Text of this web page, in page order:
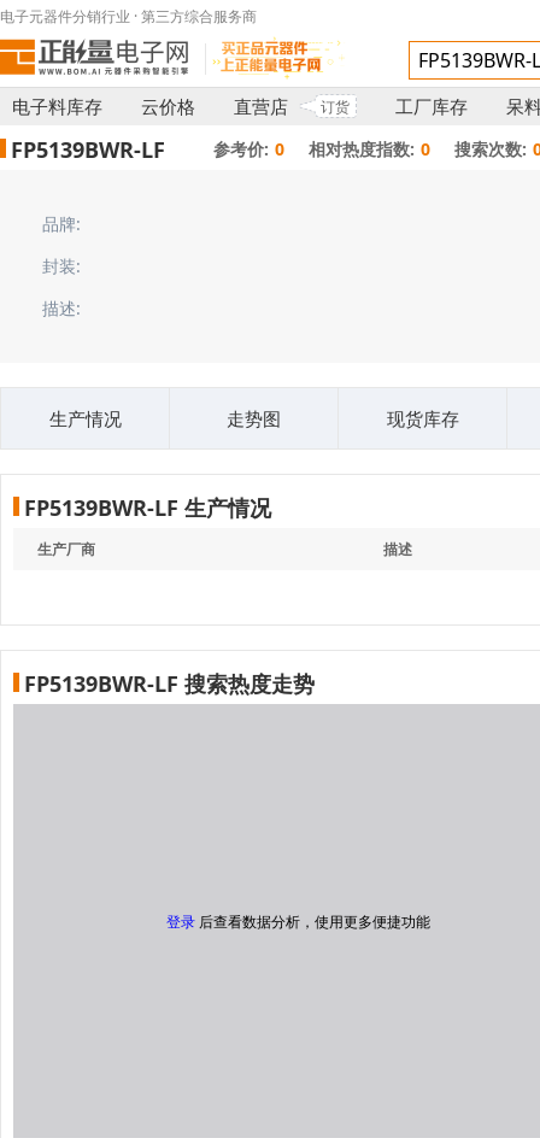
电子元器件分销行业 · 第三方综合服务商
电子料库存 云价格 直营店 订货 工厂库存 呆
FP5139BWR-LF 参考价: 0 相对热度指数: 0 搜索次数:
品牌:
封装:
描述:
生产情况 走势图 现货库存
FP5139BWR-LF 生产情况
生产厂商 描述
FP5139BWR-LF 搜索热度走势
登录 后查看数据分析，使用更多便捷功能